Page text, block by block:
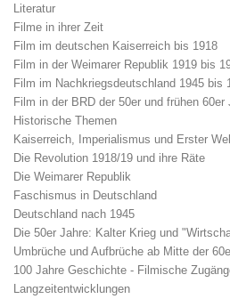
Literatur
Filme in ihrer Zeit
Film im deutschen Kaiserreich bis 1918
Film in der Weimarer Republik 1919 bis
Film im Nachkriegsdeutschland 1945 bis
Film in der BRD der 50er und frühen 60er
Historische Themen
Kaiserreich, Imperialismus und Erster
Die Revolution 1918/19 und ihre Räte
Die Weimarer Republik
Faschismus in Deutschland
Deutschland nach 1945
Die 50er Jahre: Kalter Krieg und
Umbrüche und Aufbrüche ab Mitte der
100 Jahre Geschichte - Filmische
Langzeitentwicklungen